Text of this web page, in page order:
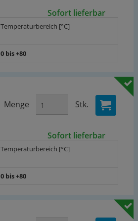
Sofort lieferbar
Temperaturbereich [°C]
0 bis +80
Menge Stk.
Sofort lieferbar
Temperaturbereich [°C]
0 bis +80